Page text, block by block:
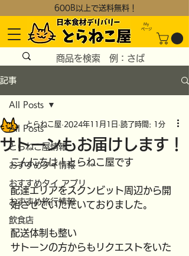
600B以上で送料無料！
My
​ページ
記事
All Posts
とらねこ屋情報
おすすめタイ情報
おすすめタイ アプリ
おすすめ旅行情報
飲食店
All Posts
サトーンもお届けします！
とらねこ屋 2024年11月1日 読了時間: 1分
こんにちは！とらねこ屋です
配達エリアをスクンビット周辺から開
始させていただいておりました。
配送体制も整い
サトーンの方からもリクエストをいた